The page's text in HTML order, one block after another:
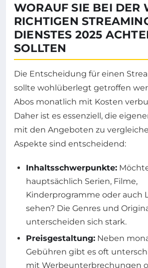
WORAUF SIE BEI DER
RICHTIGEN
DIENSTES 2025
SOLLTEN
Die Entscheidung für einen
sollte wohlüberlegt getroffen
Abos monatlich mit Kosten
Daher ist es essenziell, die
mit den Angeboten zu
Aspekte sind entscheidend:
Inhaltsschwerpunkte:
hauptsächlich Serien, Filme,
Kinderprogramme oder auch
sehen? Die Genres und
unterscheiden sich stark.
Preisgestaltung: Neben
Gebühren gibt es oft
mit Werbeunterbrechungen